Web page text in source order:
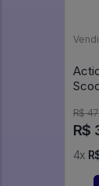
R$
R$
4x